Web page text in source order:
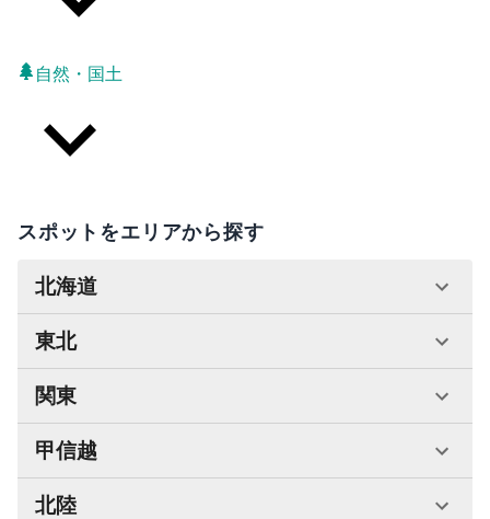
自然・国土
スポットをエリアから探す
北海道
東北
関東
甲信越
北陸